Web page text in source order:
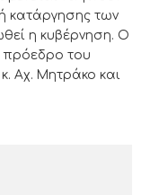
κατάργησης των
η κυβέρνηση. Ο
πρόεδρο του
Αχ. Μητράκο και